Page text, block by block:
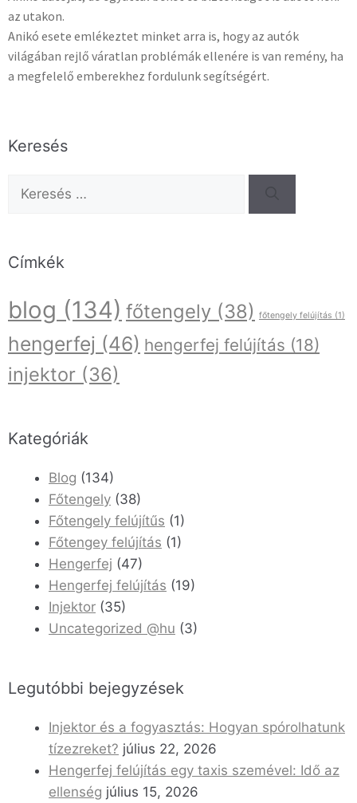
az utakon.
Anikó esete emlékeztet minket arra is, hogy az autók
világában rejlő váratlan problémák ellenére is van remény, ha
a megfelelő emberekhez fordulunk segítségért.
Keresés
Címkék
blog (134) főtengely (38) főtengely felújítás (1)
hengerfej (46) hengerfej felújítás (18)
injektor (36)
Kategóriák
Blog (134)
Főtengely (38)
Főtengely felújítűs (1)
Főtengey felújítás (1)
Hengerfej (47)
Hengerfej felújítás (19)
Injektor (35)
Uncategorized @hu (3)
Legutóbbi bejegyzések
Injektor és a fogyasztás: Hogyan spórolhatunk
tízezreket? július 22, 2026
Hengerfej felújítás egy taxis szemével: Idő az
ellenség július 15, 2026